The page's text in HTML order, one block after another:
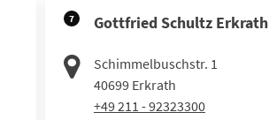
7 Gottfried Schultz Erkrath
Schimmelbuschstr. 1
40699 Erkrath
+49 211 - 92323300